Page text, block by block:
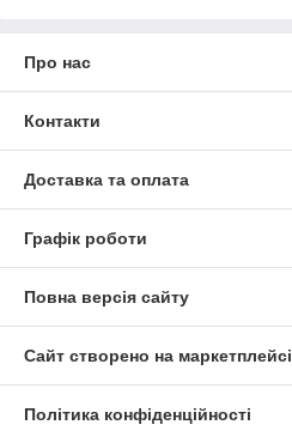
Про нас
Контакти
Доставка та оплата
Графік роботи
Повна версія сайту
Сайт створено на маркетплейсі
Політика конфіденційності